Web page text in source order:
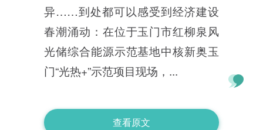
异……到处都可以感受到经济建设
春潮涌动：在位于玉门市红柳泉风
光储综合能源示范基地中核新奥玉
门“光热+”示范项目现场，...
查看原文